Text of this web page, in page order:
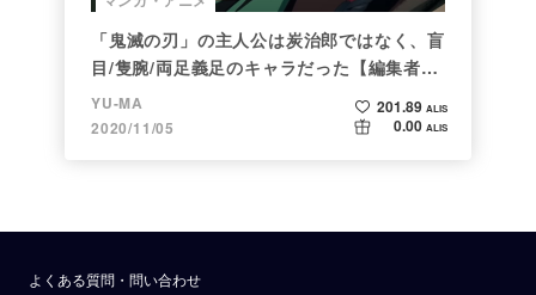
「鬼滅の刃」の主人公は炭治郎ではなく、盲
目/隻腕/両足義足のキャラだった【編集者の
仕事ぶりに脱帽】
YU-MA
2020/11/05
201.89 ALIS
0.00 ALIS
よくある質問・問い合わせ